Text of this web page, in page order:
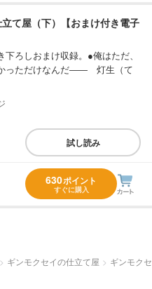
て屋（下）【おまけ付き電子
下ろしおまけ収録。●俺はただ、
っただけなんだ―― 灯生（て
試し読み
630ポイント
すぐに購入
ギンモクセイの仕立て屋 ギンモク